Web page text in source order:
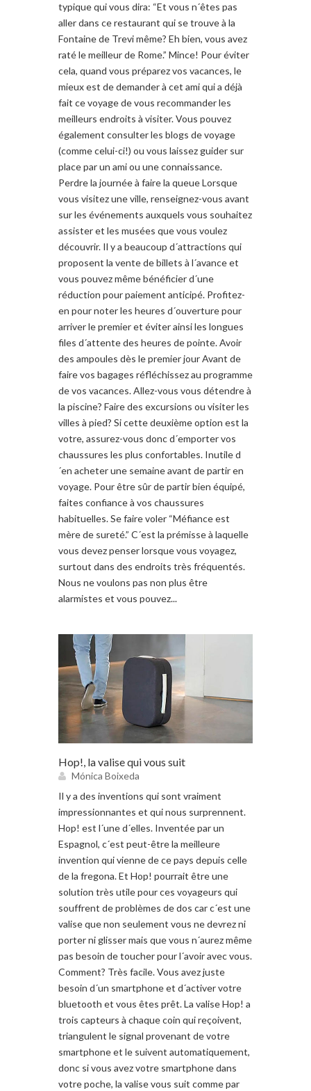
typique qui vous dira: “Et vous n´êtes pas
aller dans ce restaurant qui se trouve à la
Fontaine de Trevi même? Eh bien, vous avez
raté le meilleur de Rome.” Mince! Pour éviter
cela, quand vous préparez vos vacances, le
mieux est de demander à cet ami qui a déjà
fait ce voyage de vous recommander les
meilleurs endroits à visiter. Vous pouvez
également consulter les blogs de voyage
(comme celui-ci!) ou vous laissez guider sur
place par un ami ou une connaissance.
Perdre la journée à faire la queue Lorsque
vous visitez une ville, renseignez-vous avant
sur les événements auxquels vous souhaitez
assister et les musées que vous voulez
découvrir. Il y a beaucoup d´attractions qui
proposent la vente de billets à l´avance et
vous pouvez même bénéficier d´une
réduction pour paiement anticipé. Profitez-
en pour noter les heures d´ouverture pour
arriver le premier et éviter ainsi les longues
files d´attente des heures de pointe. Avoir
des ampoules dès le premier jour Avant de
faire vos bagages réfléchissez au programme
de vos vacances. Allez-vous vous détendre à
la piscine? Faire des excursions ou visiter les
villes à pied? Si cette deuxième option est la
votre, assurez-vous donc d´emporter vos
chaussures les plus confortables. Inutile d
´en acheter une semaine avant de partir en
voyage. Pour être sûr de partir bien équipé,
faites confiance à vos chaussures
habituelles. Se faire voler “Méfiance est
mère de sureté.” C´est la prémisse à laquelle
vous devez penser lorsque vous voyagez,
surtout dans des endroits très fréquentés.
Nous ne voulons pas non plus être
alarmistes et vous pouvez...
Hop!, la valise qui vous suit
Mónica Boixeda
Il y a des inventions qui sont vraiment
impressionnantes et qui nous surprennent.
Hop! est l´une d´elles. Inventée par un
Espagnol, c´est peut-être la meilleure
invention qui vienne de ce pays depuis celle
de la fregona. Et Hop! pourrait être une
solution très utile pour ces voyageurs qui
souffrent de problèmes de dos car c´est une
valise que non seulement vous ne devrez ni
porter ni glisser mais que vous n´aurez même
pas besoin de toucher pour l´avoir avec vous.
Comment? Très facile. Vous avez juste
besoin d´un smartphone et d´activer votre
bluetooth et vous êtes prêt. La valise Hop! a
trois capteurs à chaque coin qui reçoivent,
triangulent le signal provenant de votre
smartphone et le suivent automatiquement,
donc si vous avez votre smartphone dans
votre poche, la valise vous suit comme par